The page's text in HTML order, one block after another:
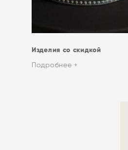
Изделия со скидкой
Подробнее +